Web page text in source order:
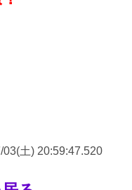
03(土) 20:59:47.520